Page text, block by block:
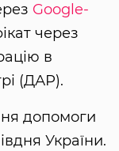
Google-
через
в
(ДАР).
допомоги
України.